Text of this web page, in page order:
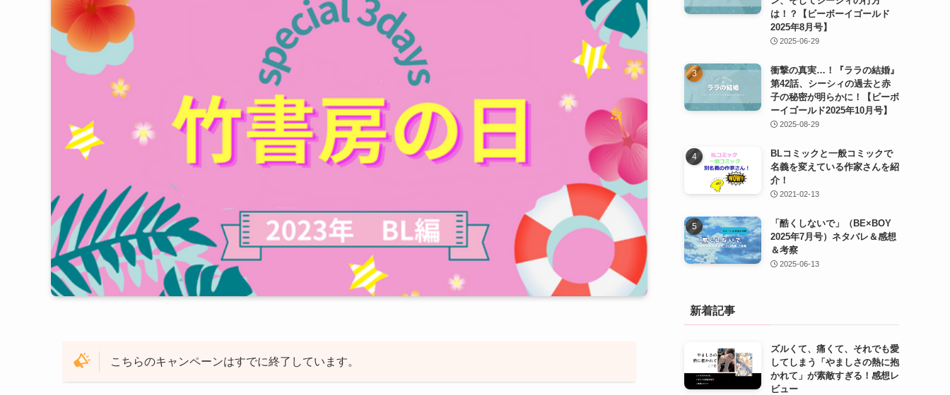
こちらのキャンペーンはすでに終了しています。
は！？【ビーボーイゴールド
2025年8月号】
2025-06-29
衝撃の真実…！『ララの結婚』
第42話、シーシィの過去と赤
子の秘密が明らかに！【ビーボ
ーイゴールド2025年10月号】
2025-08-29
BLコミックと一般コミックで
名義を変えている作家さんを紹
介！
2021-02-13
「酷くしないで」（BE×BOY
2025年7月号）ネタバレ＆感想
＆考察
2025-06-13
新着記事
ズルくて、痛くて、それでも愛
してしまう「やましさの熱に抱
かれて」が素敵すぎる！感想レ
ビュー